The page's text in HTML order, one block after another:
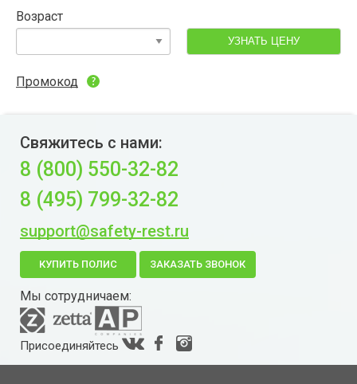
Возраст
УЗНАТЬ ЦЕНУ
Промокод
Свяжитесь с нами:
8 (800) 550-32-82
8 (495) 799-32-82
support@safety-rest.ru
КУПИТЬ ПОЛИС ЗАКАЗАТЬ ЗВОНОК
Мы сотрудничаем:
Присоединяйтесь